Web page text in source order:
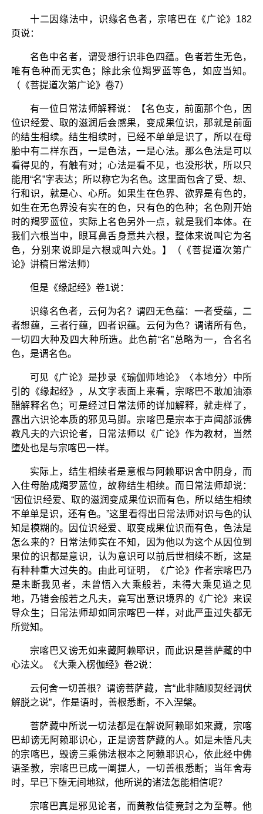
十二因缘法中，识缘名色者，宗喀巴在《广论》182
页说：
名色中名者，谓受想行识非色四蕴。色者若生无色，
唯有色种而无实色；除此余位羯罗蓝等色，如应当知。
（《菩提道次第广论》卷7）
有一位日常法师解释说：【名色支，前面那个色，因
位识经爱、取的滋润后会感果，变成果位识，那就是前面
的结生相续。结生相续时，已经不单单是识了，所以在母
胎中有二样东西，一是色法，一是心法。那么色法是可以
看得见的，有触有对；心法是看不见，也没形状，所以只
能用“名”字表达；所以称它为名色。这里面包含了受、想、
行和识，就是心、心所。如果生在色界、欲界是有色的，
如生在无色界没有实在的色，只有色的色种；名色刚开始
时的羯罗蓝位，实际上名色另外一点，就是我们本体。在
我们六根当中，眼耳鼻舌身意共六根，整体来说叫它为名
色，分别来说即是六根或叫六处。】（《菩提道次第广
论》讲稿日常法师）
但是《缘起经》卷1说：
识缘名色者，云何为名？谓四无色蕴：一者受蕴，二
者想蕴，三者行蕴，四者识蕴。云何为色？谓诸所有色，
一切四大种及四大种所造。此色前“名”总略为一，合名名
色，是谓名色。
可见《广论》是抄录《瑜伽师地论》〈本地分〉中所
引的《缘起经》，从文字表面上来看，宗喀巴不敢加油添
醋解释名色；可是经过日常法师的详加解释，就走样了，
露出六识论本质的邪见马脚。宗喀巴是宗本于声闻部派佛
教凡夫的六识论者，日常法师以《广论》作为教材，当然
堕处也是与宗喀巴一样。
实际上，结生相续者是意根与阿赖耶识舍中阴身，而
入住母胎成羯罗蓝位，故称结生相续。而日常法师却说：
“因位识经爱、取的滋润变成果位识而有色，所以结生相续
不单单是识，还有色。”这里看得出日常法师对识与色的认
知是模糊的。因位识经爱、取变成果位识而有色，色法是
怎么来的？日常法师实在不知，因为他以为这个从因位到
果位的识都是意识，认为意识可以前后世相续不断，这是
有种种重大过失的。由此可证明，《广论》作者宗喀巴乃
是未断我见者，未曾悟入大乘般若，未得大乘见道之见
地，乃错会般若之凡夫，竟写出意识境界的《广论》来误
导众生；日常法师却如同宗喀巴一样，对此严重过失都无
所觉知。
宗喀巴又谤无如来藏阿赖耶识，而此识是菩萨藏的中
心法义。《大乘入楞伽经》卷2说：
云何舍一切善根？谓谤菩萨藏，言“此非随顺契经调伏
解脱之说”，作是语时，善根悉断，不入涅槃。
菩萨藏中所说一切法都是在解说阿赖耶如来藏，宗喀
巴却谤无阿赖耶识心，正是谤菩萨藏的人。如是未悟凡夫
的宗喀巴，毁谤三乘佛法根本之阿赖耶识心，依此经中佛
语圣教，宗喀巴已成一阐提人，一切善根悉断；当年舍寿
时，早已下堕无间地狱，他所说的诸法怎能相信呢？
宗喀巴真是邪见论者，而黄教信徒竟封之为至尊。他